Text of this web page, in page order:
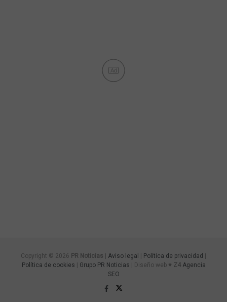
Ad
Copyright © 2026 PR Noticias Aviso legal Política de privacidad
Política de cookies
Grupo PR Noticias | Diseño web ♥ Z4 Agencia
SEO